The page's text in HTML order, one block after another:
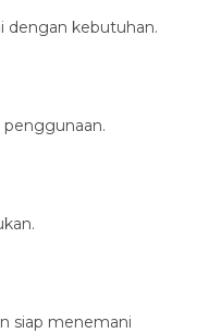
dengan kebutuhan.
penggunaan.
siap menemani